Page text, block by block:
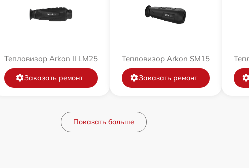
Тепловизор Arkon II LM25
Заказать ремонт
Тепловизор Arkon SM15
Заказать ремонт
Показать больше